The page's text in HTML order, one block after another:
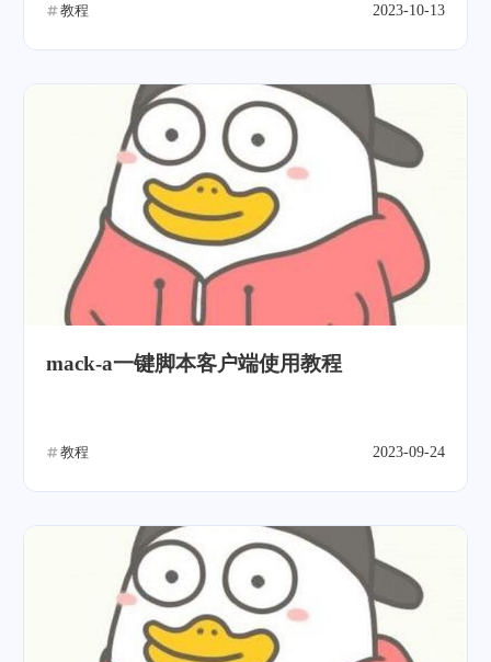
教程 2023-10-13
mack-a一键脚本客户端使用教程
教程 2023-09-24